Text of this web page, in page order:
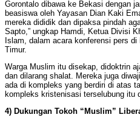
Gorontalo dibawa ke Bekasi dengan
beasiswa oleh Yayasan Dian Kaki
mereka dididik dan dipaksa pindah
Sapto,” ungkap Hamdi, Ketua Divisi
Islam, dalam acara konferensi pers
Timur.
Warga Muslim itu disekap, didoktrin
dan dilarang shalat. Mereka juga
ada di kompleks yang berdiri di atas
kompleks kristenisasi terselubung itu
4) Dukungan Tokoh “Muslim”